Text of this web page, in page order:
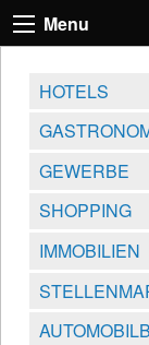
Menu
HOTELS
GEWERBE
SHOPPING
IMMOBILIEN